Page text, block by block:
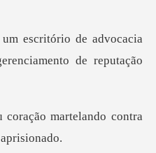
io de advocacia
ração martelando contra